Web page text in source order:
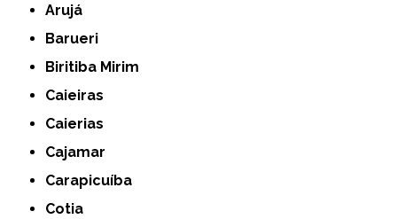
Arujá
Barueri
Biritiba Mirim
Caieiras
Caierias
Cajamar
Carapicuíba
Cotia